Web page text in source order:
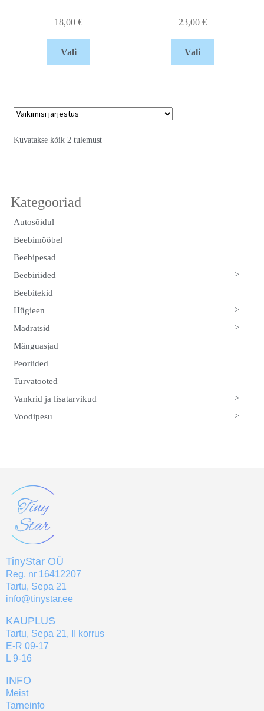
18,00€
Vali
23,00 €
Vali
Kuvatakse kõik 2 tulemust
Autosõidul
Beebimööbel
Beebipesad
>
Beebiriided
Beebitekid
>
Hügieen
>
Madratsid
Mänguasjad
Peoriided
Turvatooted
>
Vankrid ja lisatarvikud
>
Voodipesu
TinyStar OÜ
Reg. nr 16412207
Tartu, Sepa 21
info@tinystar.ee
KAUPLUS
Tartu, Sepa 21, II korrus
E-R 09-17
L 9-16
INFO
Meist
Tarneinfo